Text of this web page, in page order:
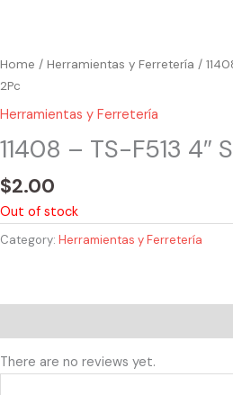
Home / Herramientas y Ferretería /
2Pc
Herramientas y Ferretería
11408 – TS-F513 4″
$2.00
Out of stock
Category: Herramientas y Ferretería
There are no reviews yet.